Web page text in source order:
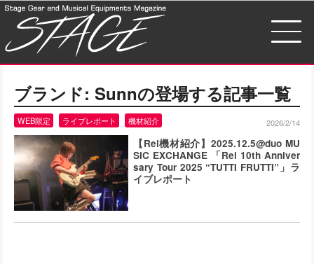
ブランド:Sunnの登場する記事一覧
【Rei機材紹介】2025.12.5@duo MU
SIC EXCHANGE 「Rei 10th Anniver
sary Tour 2025 “TUTTI FRUTTI”」ラ
イブレポート
WEB限定 ライブレポート 機材紹介 2026/2/14